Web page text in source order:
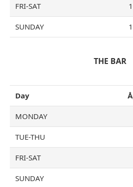
FRI-SAT
SUNDAY
THE BAR
Day
MONDAY
TUE-THU
FRI-SAT
SUNDAY